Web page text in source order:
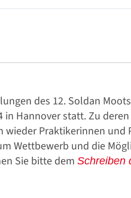
des 12. Soldan
in Hannover statt. Zu
wieder Praktikerinnen
Wettbewerb und die
Sie bitte dem Schreiben